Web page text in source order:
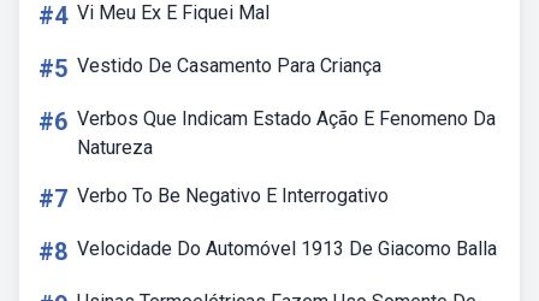
#4 Vi Meu Ex E Fiquei Mal
#5 Vestido De Casamento Para Criança
#6 Verbos Que Indicam Estado Ação E Fenomeno Da
Natureza
#7 Verbo To Be Negativo E Interrogativo
#8 Velocidade Do Automóvel 1913 De Giacomo Balla